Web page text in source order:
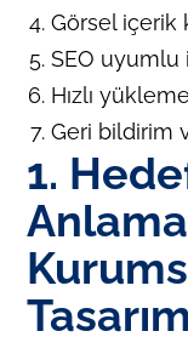
Görsel içerik
SEO uyumlu
Hızlı
Geri bildirim
1.